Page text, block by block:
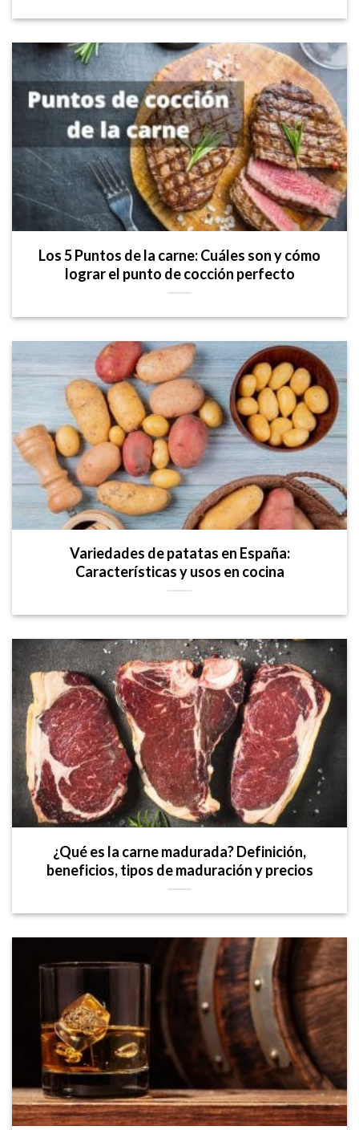
Los 5 Puntos de la carne: Cuáles son y cómo
lograr el punto de cocción perfecto
Variedades de patatas en España:
Características y usos en cocina
¿Qué es la carne madurada? Definición,
beneficios, tipos de maduración y precios